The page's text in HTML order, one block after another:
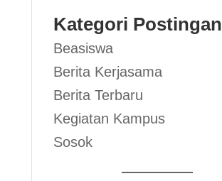
Kategori Postingan
Beasiswa
Berita Kerjasama
Berita Terbaru
Kegiatan Kampus
Sosok